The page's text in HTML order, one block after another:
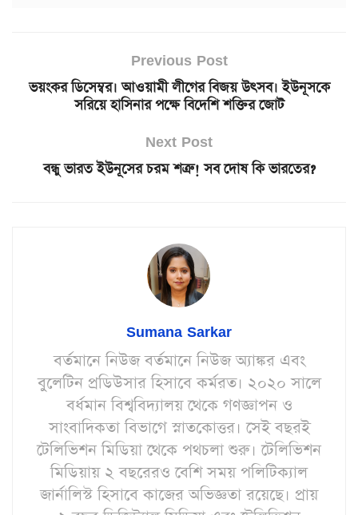
Previous Post
ভয়ংকর ডিসেম্বর। আওয়ামী লীগের বিজয় উৎসব। ইউনূসকে
সরিয়ে হাসিনার পক্ষে বিদেশি শক্তির জোট
Next Post
বন্ধু ভারত ইউনূসের চরম শত্রু! সব দোষ কি ভারতের?
Sumana Sarkar
বর্তমানে নিউজ বর্তমানে নিউজ অ্যাঙ্কর এবং
বুলেটিন প্রডিউসার হিসাবে কর্মরত। ২০২০ সালে
বর্ধমান বিশ্ববিদ্যালয় থেকে গণজ্ঞাপন ও
সাংবাদিকতা বিভাগে স্নাতকোত্তর। সেই বছরই
টেলিভিশন মিডিয়া থেকে পথচলা শুরু। টেলিভিশন
মিডিয়ায় ২ বছরেরও বেশি সময় পলিটিক্যাল
জার্নালিস্ট হিসাবে কাজের অভিজ্ঞতা রয়েছে। প্রায়